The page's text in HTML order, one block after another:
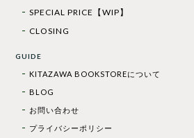
SPECIAL PRICE【WIP】
CLOSING
GUIDE
KITAZAWA BOOKSTOREについて
BLOG
お問い合わせ
プライバシーポリシー